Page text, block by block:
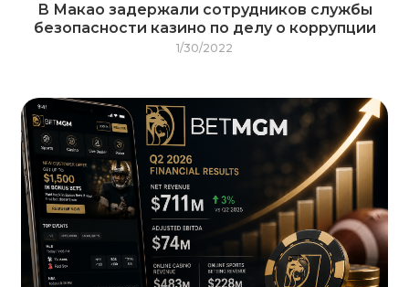
В Макао задержали сотрудников службы
безопасности казино по делу о коррупции
1/30/2022